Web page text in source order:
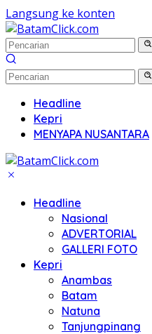
Langsung ke konten
Headline
Kepri
MENYAPA NUSANTARA
Headline
Nasional
ADVERTORIAL
GALLERI FOTO
Kepri
Anambas
Batam
Natuna
Tanjungpinang